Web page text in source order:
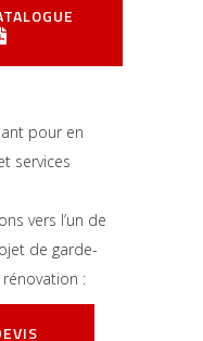
pour en
services
vers l’un de
de garde-
: